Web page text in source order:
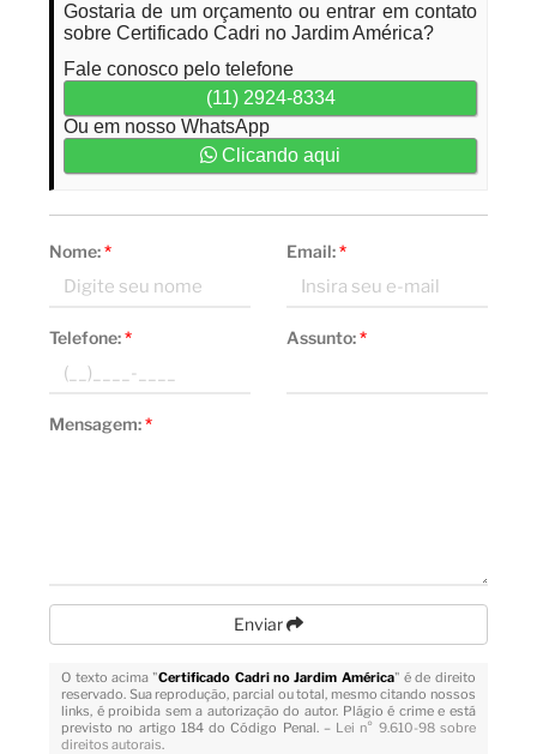
Gostaria de um orçamento ou entrar em contato
sobre Certificado Cadri no Jardim América?
Fale conosco pelo telefone
(11) 2924-8334
Ou em nosso WhatsApp
Clicando aqui
Nome:* Email:*
Telefone:* Assunto:*
Mensagem:*
Enviar
O texto acima "Certificado Cadri no Jardim América" é de direito
reservado. Sua reprodução, parcial ou total, mesmo citando nossos
links, é proibida sem a autorização do autor. Plágio é crime e está
previsto no artigo 184 do Código Penal. – Lei n° 9.610-98 sobre
direitos autorais.